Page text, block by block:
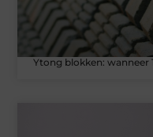
Ytong blokken: wanneer